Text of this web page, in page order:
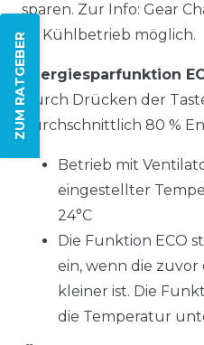
ZUM RATGEBER
sparen. Zur Info: Gear
im Kühlbetrieb möglich.
Energiesparfunktion
Durch Drücken der
durchschnittlich 80 %
Betrieb mit
eingestellter
24°C
Die Funktion ECO
ein, wenn die
kleiner ist. Die
die Temperatur